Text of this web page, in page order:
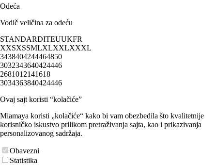
Odeća
Vodič veličina za odeću
STANDARDITEUUKFR
XXSXSSMLXLXXLXXXL
3438404244464850
3032343640424446
2681012141618
3034363840424446
Ovaj sajt koristi “kolačiće”
Miamaya koristi „kolačiće“ kako bi vam obezbedila što kvalitetnije
korisničko iskustvo prilikom pretraživanja sajta, kao i prikazivanja
personalizovanog sadržaja.
Obavezni
Statistika